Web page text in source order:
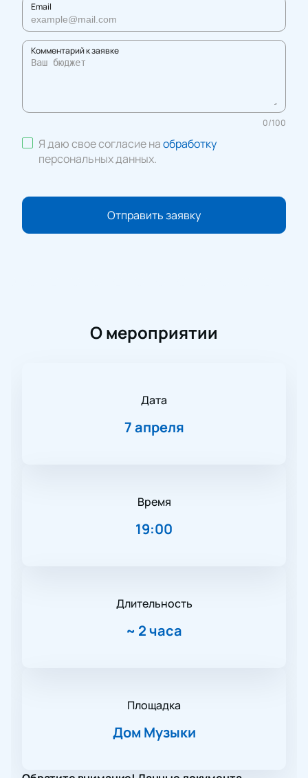
Email
Комментарий к заявке
0/100
Я даю свое согласие наобработку
персональных данных.
Отправить заявку
О мероприятии
Дата
7 апреля
Время
19:00
Длительность
~ 2 часа
Площадка
Дом Музыки